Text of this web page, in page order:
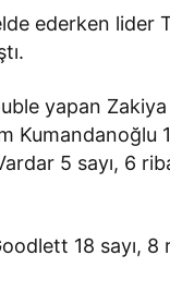
ederken lider
yapan Zakiya
Kumandanoğlu
5 sayı, 6
18 sayı,